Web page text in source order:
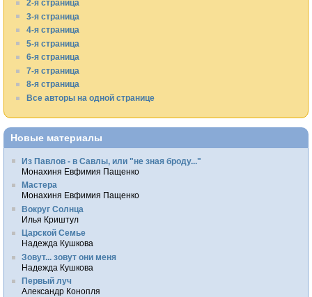
2-я страница
3-я страница
4-я страница
5-я страница
6-я страница
7-я страница
8-я страница
Все авторы на одной странице
Новые материалы
Из Павлов - в Савлы, или "не зная броду..."
Монахиня Евфимия Пащенко
Мастера
Монахиня Евфимия Пащенко
Вокруг Солнца
Илья Криштул
Царской Семье
Надежда Кушкова
Зовут... зовут они меня
Надежда Кушкова
Первый луч
Александр Конопля